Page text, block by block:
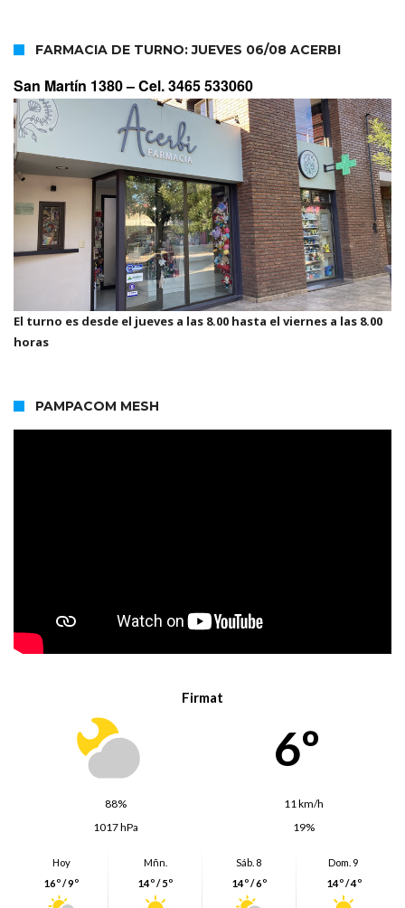
FARMACIA DE TURNO: JUEVES 06/08 ACERBI
San Martín 1380 –Cel. 3465 533060
El turno es desde el jueves a las 8.00 hasta el viernes a las 8.00
horas
PAMPACOM MESH
Firmat
6º
88%
11 km/h
1017 hPa
19%
Hoy
16º / 9º
Mñn.
14º / 5º
Sáb. 8
14º / 6º
Dom. 9
14º / 4º